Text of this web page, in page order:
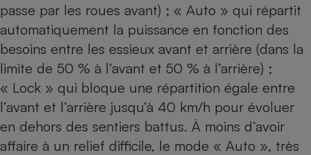
passe par les roues avant) ; « Auto » qui répartit
automatiquement la puissance en fonction des
besoins entre les essieux avant et arrière (dans la
limite de 50 % à l’avant et 50 % à l’arrière) ;
« Lock » qui bloque une répartition égale entre
l’avant et l’arrière jusqu’à 40 km/h pour évoluer
en dehors des sentiers battus. À moins d’avoir
affaire à un relief difficile, le mode « Auto », très